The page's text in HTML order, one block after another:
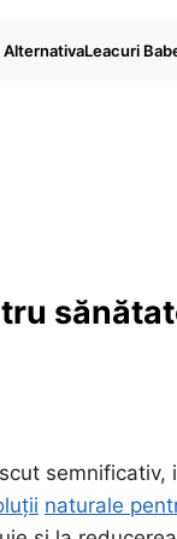
AlternativaLeacuri
naturale